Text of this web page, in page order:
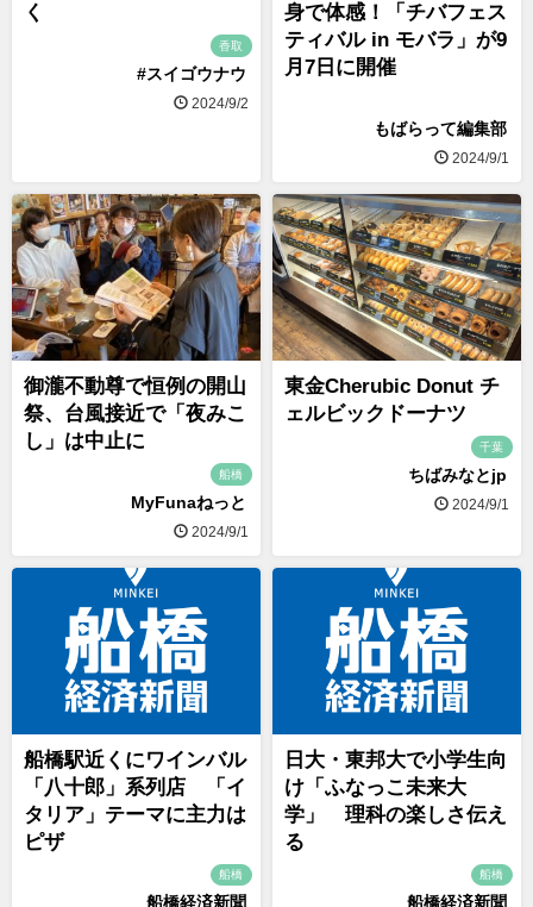
く
香取
#スイゴウナウ
2024/9/2
身で体感！「チバフェス
ティバル in モバラ」が9
月7日に開催
もばらって編集部
2024/9/1
御瀧不動尊で恒例の開山
祭、台風接近で「夜みこ
し」は中止に
船橋
MyFunaねっと
2024/9/1
東金Cherubic Donut チ
ェルビックドーナツ
千葉
ちばみなとjp
2024/9/1
船橋駅近くにワインバル
「八十郎」系列店 「イ
タリア」テーマに主力は
ピザ
船橋
船橋経済新聞
日大・東邦大で小学生向
け「ふなっこ未来大
学」 理科の楽しさ伝え
る
船橋
船橋経済新聞